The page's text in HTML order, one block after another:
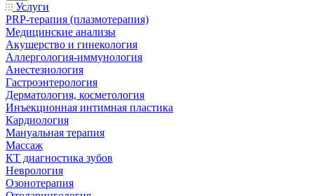
Услуги
PRP-терапия (плазмотерапия)
Медицинские анализы
Акушерство и гинекология
Аллергология-иммунология
Анестезиология
Гастроэнтерология
Дерматология, косметология
Инъекционная интимная пластика
Кардиология
Мануальная терапия
Массаж
КТ диагностика зубов
Неврология
Озонотерапия